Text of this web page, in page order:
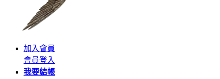
加入會員
會員登入
我要結帳